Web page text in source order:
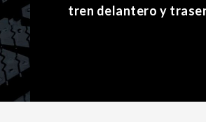
tren delantero y